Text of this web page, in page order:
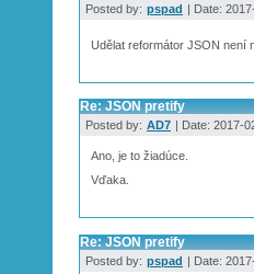
Posted by: pspad | Date:
Udělat reformátor JSON není
Re: JSON pretify
Posted by: AD7 | Date: 2017-
Ano, je to žiadúce.
Vďaka.
Re: JSON pretify
Posted by: pspad | Date: